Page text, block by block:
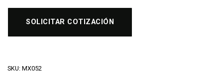
SOLICITAR COTIZACIÓN
SKU: MX052